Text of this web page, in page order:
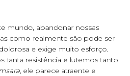
mundo, abandonar nossas
como realmente são pode ser
e exige muito esforço.
tanta resistência e lutemos tanto
, ele parece atraente e